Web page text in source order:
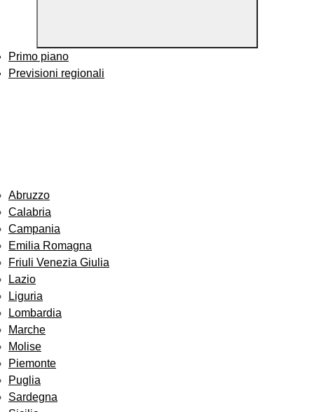
Primo piano
Previsioni regionali
Abruzzo
Calabria
Campania
Emilia Romagna
Friuli Venezia Giulia
Lazio
Liguria
Lombardia
Marche
Molise
Piemonte
Puglia
Sardegna